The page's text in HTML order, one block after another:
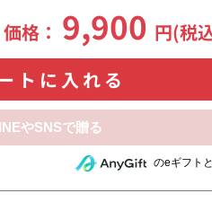
価格： 9,900 円(税
トに入れる
い相手にeギフトで贈るのeギフト